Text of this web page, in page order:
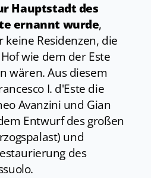
Hauptstadt des
ernannt wurde,
Residenzen, die
wie dem der Este
wären. Aus diesem
I. d'Este die
Avanzini und Gian
Entwurf des großen
und
des